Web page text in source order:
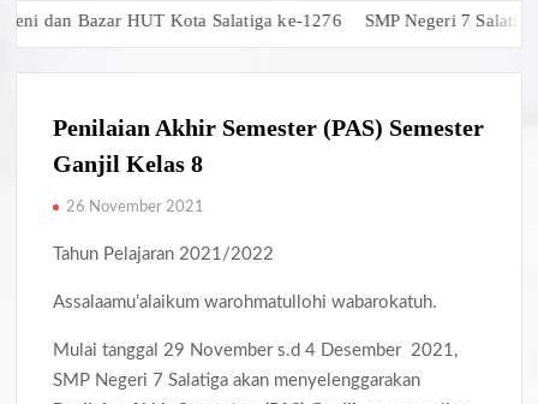
Bazar HUT Kota Salatiga ke-1276 SMP Negeri 7 Salatiga
Penilaian Akhir Semester (PAS) Semester
Ganjil Kelas 8
26 November 2021
Tahun Pelajaran 2021/2022
Assalaamu’alaikum warohmatullohi wabarokatuh.
Mulai tanggal 29 November s.d 4 Desember 2021,
SMP Negeri 7 Salatiga akan menyelenggarakan